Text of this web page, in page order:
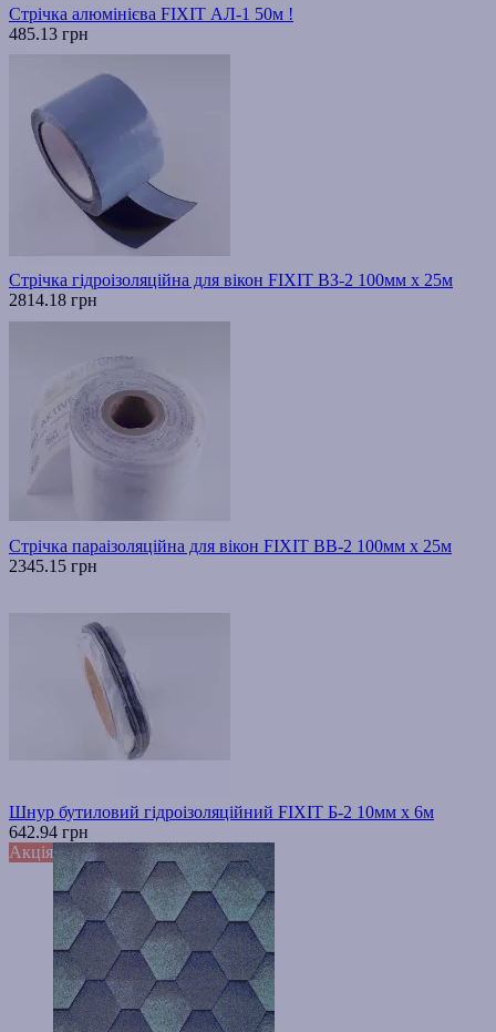
Стрічка алюмінієва FIXIT АЛ-1 50м !
485.13 грн
Стрічка гідроізоляційна для вікон FIXIT ВЗ-2 100мм х 25м
2814.18 грн
Стрічка параізоляційна для вікон FIXIT ВВ-2 100мм х 25м
2345.15 грн
Шнур бутиловий гідроізоляційний FIXIT Б-2 10мм х 6м
642.94 грн
Акція